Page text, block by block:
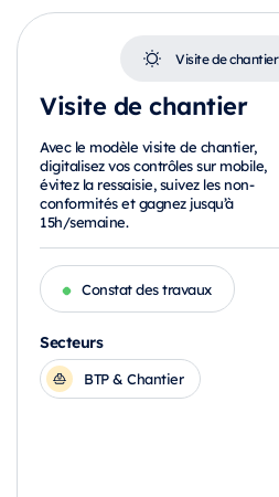
Visite de chantier
Visite de chantier
Avec le modèle visite de chantier,
digitalisez vos contrôles sur mobile,
évitez la ressaisie, suivez les non-
conformités et gagnez jusqu’à
15h/semaine.
Constat des travaux
Secteurs
BTP & Chantier